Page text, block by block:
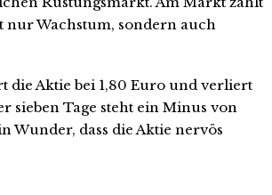
nur Wachstum, sondern auch
die Aktie bei 1,80 Euro und verliert
sieben Tage steht ein Minus von
Wunder, dass die Aktie nervös